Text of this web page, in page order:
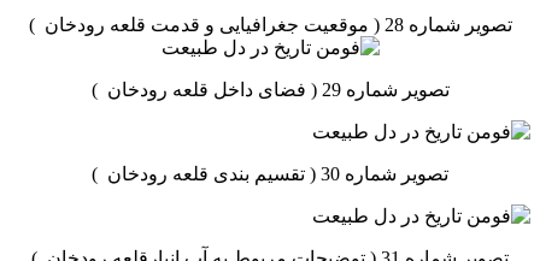
تصویر شماره 28 ( موقعیت جغرافیایی و قدمت قلعه رودخان )
تصویر شماره 29 ( فضای داخل قلعه رودخان )
تصویر شماره 30 ( تقسیم بندی قلعه رودخان )